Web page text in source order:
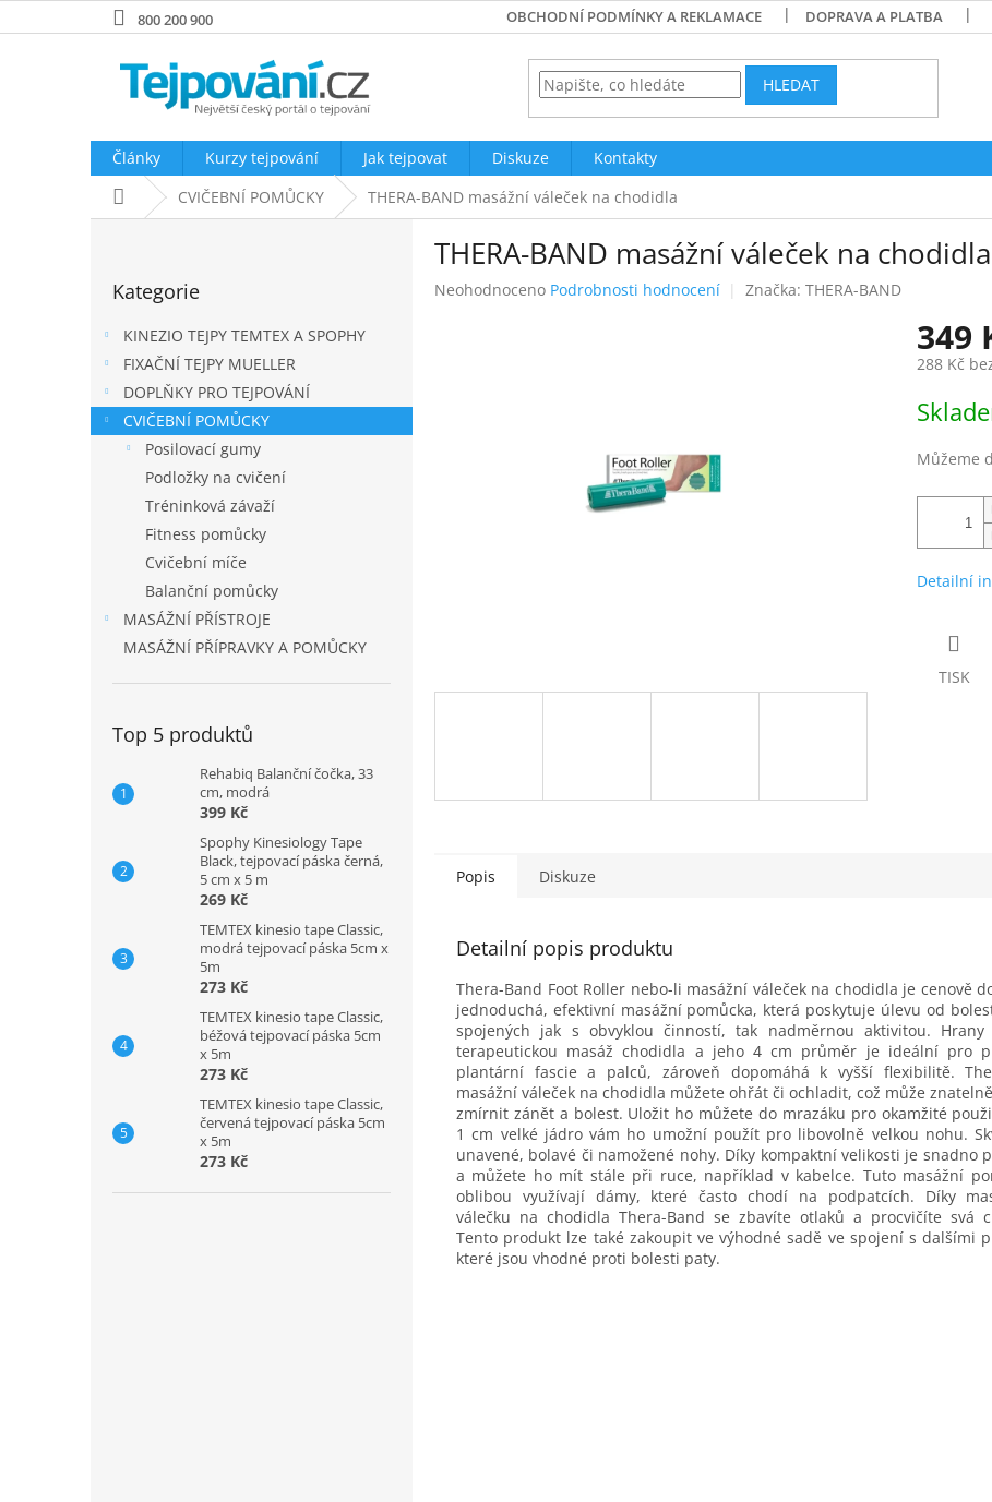
na
800 200 900 OBCHODNÍ PODMÍNKY A REKLAMACE DOPRAVA A PLATBA
HLEDAT
Články Kurzy tejpování Jak tejpovat Diskuze
Kontakty
Domů CVIČEBNÍ POMŮCKY THERA-BAND masážní váleček na chodidla
kategorie
Kategorie
KINEZIO TEJPY TEMTEX A SPOPHY
FIXAČNÍ TEJPY MUELLER
DOPLŇKY PRO TEJPOVÁNÍ
CVIČEBNÍ POMŮCKY
Posilovací gumy
Podložky na cvičení
Tréninková závaží
Fitness pomůcky
Cvičební míče
Balanční pomůcky
MASÁŽNÍ PŘÍSTROJE
MASÁŽNÍ PŘÍPRAVKY A POMŮCKY
Top 5 produktů
Rehabiq Balanční čočka, 33
cm, modrá
399 Kč
Spophy Kinesiology Tape
Black, tejpovací páska černá,
5 cm x 5 m
269 Kč
TEMTEX kinesio tape Classic,
modrá tejpovací páska 5cm x
5m
273 Kč
TEMTEX kinesio tape Classic,
béžová tejpovací páska 5cm
x 5m
273 Kč
TEMTEX kinesio tape Classic,
červená tejpovací páska 5cm
x 5m
273 Kč
THERA-BAND masážní váleček na chodidla
Průměrné
Neohodnoceno Podrobnosti hodnocení Značka: THERA-BAND
349
288 Kč
cena:
Můžeme
Detailní
TISK
Popis Diskuze
Detailní popis produktu
Thera-Band Foot Roller nebo-li masážní váleček na chodidla je cenově
jednoduchá, efektivní masážní pomůcka, která poskytuje úlevu od
spojených jak s obvyklou činností, tak nadměrnou aktivitou. Hrany
terapeutickou masáž chodidla a jeho 4 cm průměr je ideální pro
plantární fascie a palců, zároveň dopomáhá k vyšší flexibilitě.
masážní váleček na chodidla můžete ohřát či ochladit, což může
zmírnit zánět a bolest. Uložit ho můžete do mrazáku pro okamžité
1 cm velké jádro vám ho umožní použít pro libovolně velkou nohu.
unavené, bolavé či namožené nohy. Díky kompaktní velikosti je snadno
a můžete ho mít stále při ruce, například v kabelce. Tuto masážní
oblibou využívají dámy, které často chodí na podpatcích. Díky
válečku na chodidla Thera-Band se zbavíte otlaků a procvičíte svá
Tento produkt lze také zakoupit ve výhodné sadě ve spojení s dalšími
které jsou vhodné proti bolesti paty.